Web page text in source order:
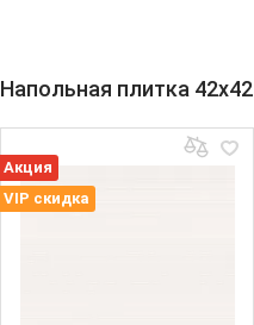
Напольная плитка 42x42
Акция
VIP скидка